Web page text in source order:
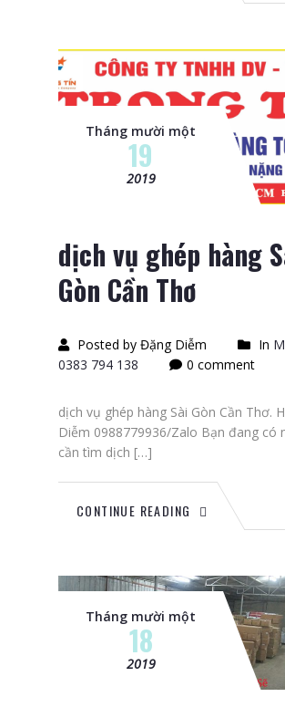
Tháng mười một
19
2019
dịch vụ ghép hàng
Gòn Cần Thơ
Posted by Đặng Diễm In
0383 794 138
0 comment
dịch vụ ghép hàng Sài Gòn Cần Thơ.
Diễm 0988779936/Zalo Bạn đang có
cần tìm dịch […]
CONTINUE READING
Tháng mười một
18
2019